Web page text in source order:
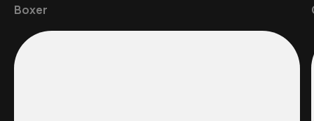
Boxer